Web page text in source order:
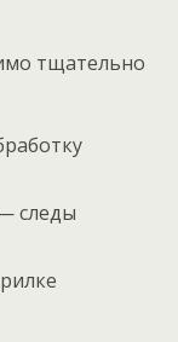
тщательно
следы